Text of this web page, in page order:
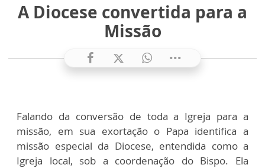
A Diocese convertida para a
Missão
Falando da conversão de toda a Igreja para a
missão, em sua exortação o Papa identifica a
missão especial da Diocese, entendida como a
Igreja local, sob a coordenação do Bispo. Ela